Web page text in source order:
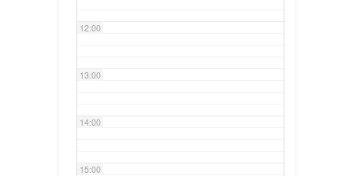
12:00
13:00
14:00
15:00